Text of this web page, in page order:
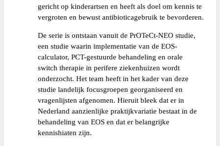
gericht op kinderartsen en heeft als doel om kennis te
vergroten en bewust antibioticagebruik te bevorderen.
De serie is ontstaan vanuit de PrOTeCt-NEO studie,
een studie waarin implementatie van de EOS-
calculator, PCT-gestuurde behandeling en orale
switch therapie in perifere ziekenhuizen wordt
onderzocht. Het team heeft in het kader van deze
studie landelijk focusgroepen georganiseerd en
vragenlijsten afgenomen. Hieruit bleek dat er in
Nederland aanzienlijke praktijkvariatie bestaat in de
behandeling van EOS en dat er belangrijke
kennishiaten zijn.